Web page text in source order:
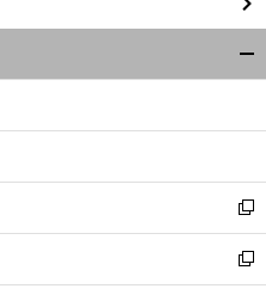
い
ウ
ィ
ン
ウ
開
く
新
し
い
ウ
新
し